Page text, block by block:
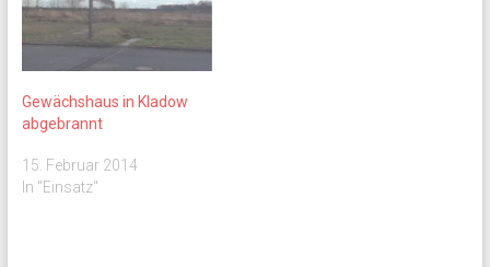
Gewächshaus in Kladow
abgebrannt
15. Februar 2014
In "Einsatz"